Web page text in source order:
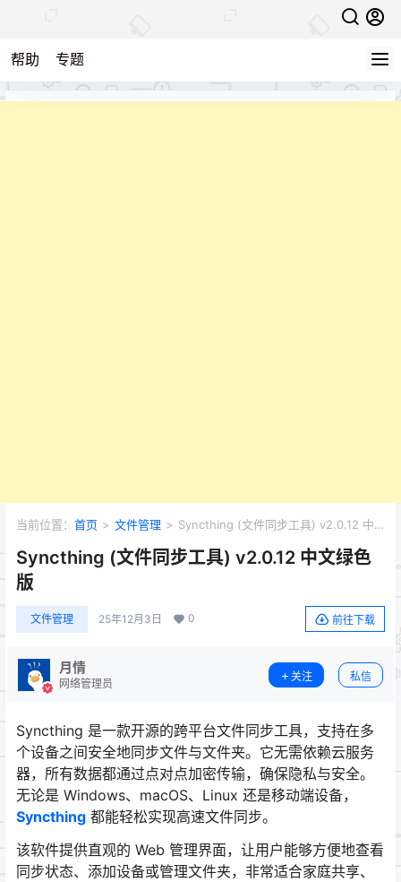
帮助 专题
当前位置： 首页 > 文件管理 > Syncthing (文件同步工具) v2.0.12 中
Syncthing (文件同步工具) v2.0.12 中文绿色
版
文件管理 25年12月3日 0 前往下载
月情
网络管理员
关注 私信
Syncthing 是一款开源的跨平台文件同步工具，支持在多
个设备之间安全地同步文件与文件夹。它无需依赖云服务
器，所有数据都通过点对点加密传输，确保隐私与安全。
无论是 Windows、macOS、Linux 还是移动端设备，
Syncthing 都能轻松实现高速文件同步。
该软件提供直观的 Web 管理界面，让用户能够方便地查看
同步状态、添加设备或管理文件夹，非常适合家庭共享、